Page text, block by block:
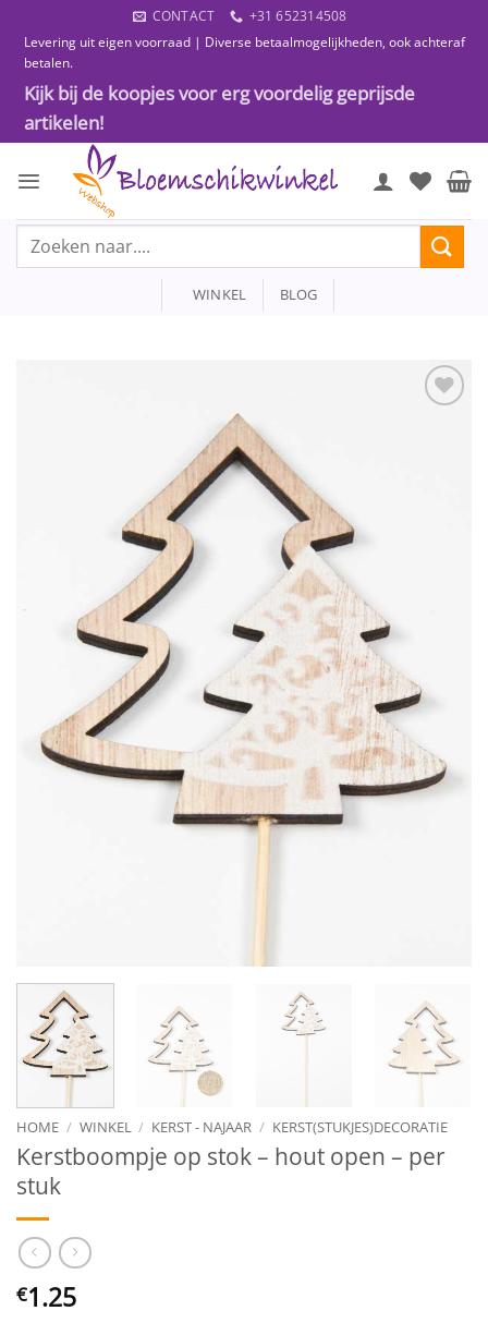
naar
inhoud
CONTACT
+31 652314508
Levering uit eigen voorraad | Diverse betaalmogelijkheden, ook achteraf
betalen.
Kijk bij de koopjes voor erg voordelig geprijsde
artikelen!
Zoeken
WINKEL BLOG
HOME / WINKEL / KERST - NAJAAR / KERST(STUKJES)DECORATIE
Kerstboompje op stok – hout open – per
stuk
€1.25